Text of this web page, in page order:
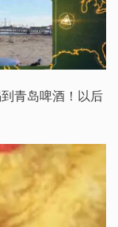
青岛啤酒！以后